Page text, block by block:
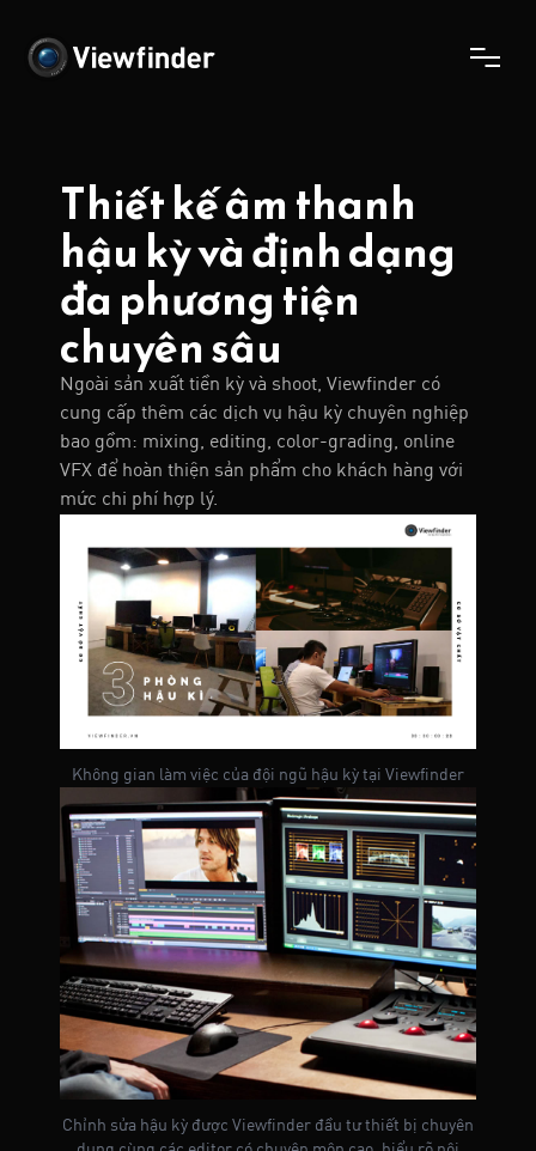
Thiết kế âm thanh
hậu kỳ và định dạng
đa phương tiện
chuyên sâu
Ngoài sản xuất tiền kỳ và shoot, Viewfinder có
cung cấp thêm các dịch vụ hậu kỳ chuyên nghiệp
bao gồm: mixing, editing, color-grading, online
VFX để hoàn thiện sản phẩm cho khách hàng với
mức chi phí hợp lý.
Không gian làm việc của đội ngũ hậu kỳ tại Viewfinder
Chỉnh sửa hậu kỳ được Viewfinder đầu tư thiết bị chuyên